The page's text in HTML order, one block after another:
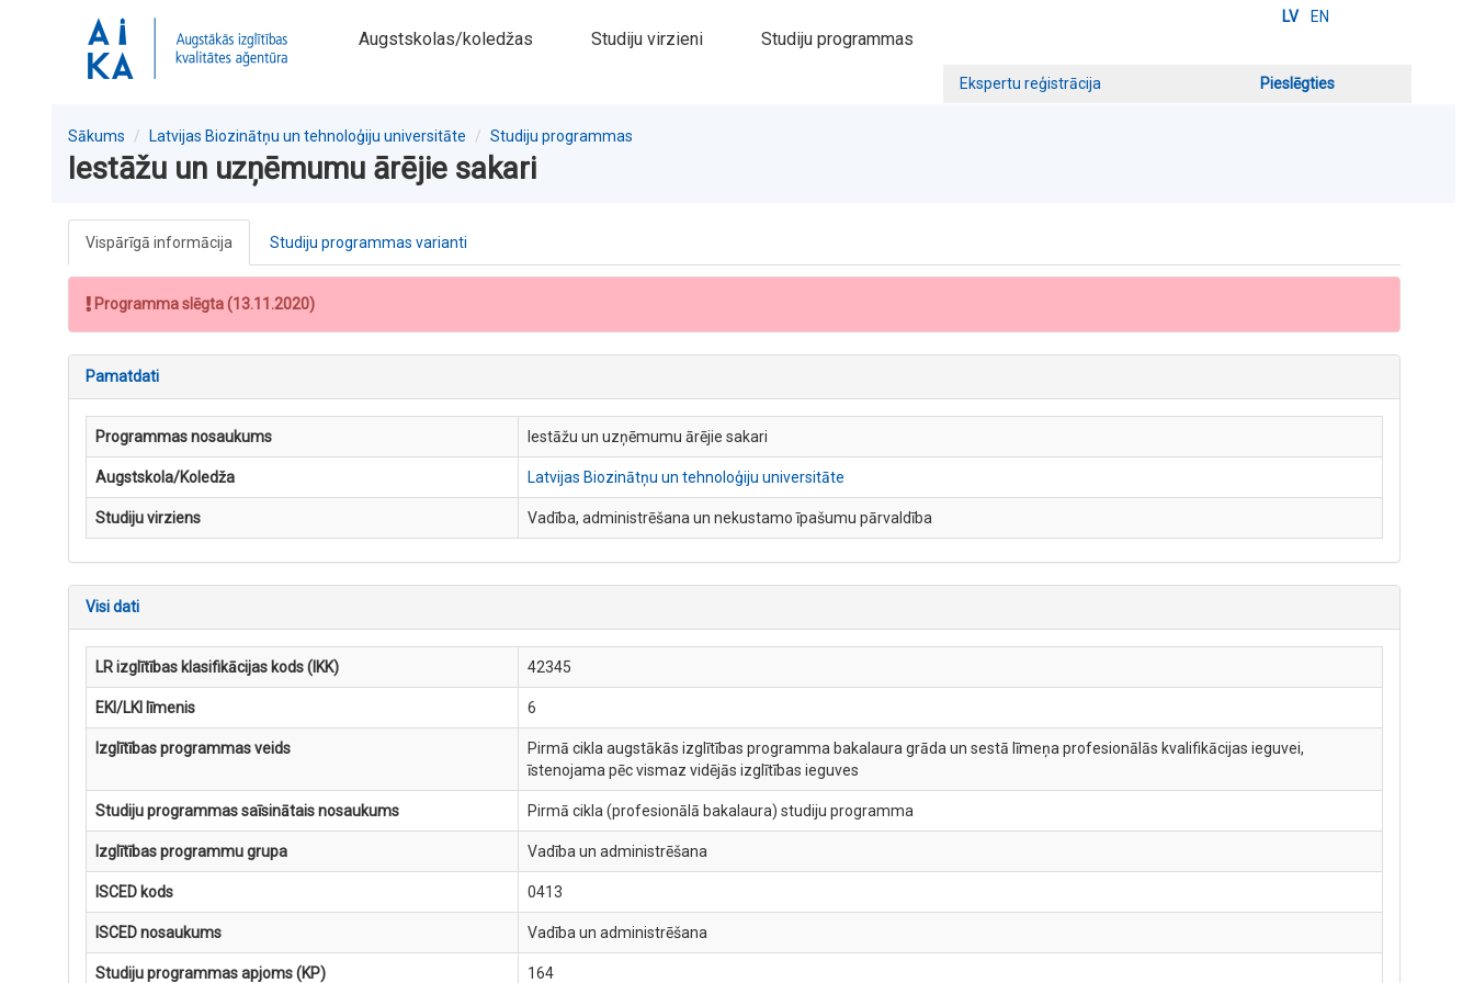
LV EN
Augstskolas/koledžas Studiju virzieni Studiju programmas
Ekspertu reģistrācija Pieslēgties
Sākums Latvijas Biozinātņu un tehnoloģiju universitāte Studiju programmas
Iestāžu un uzņēmumu ārējie sakari
Vispārīgā informācija Studiju programmas varianti
Programma slēgta (13.11.2020)
Pamatdati
Programmas nosaukums Iestāžu un uzņēmumu ārējie sakari
Augstskola/Koledža Latvijas Biozinātņu un tehnoloģiju universitāte
Studiju virziens Vadība, administrēšana un nekustamo īpašumu pārvaldība
Visi dati
LR izglītības klasifikācijas kods (IKK) 42345
EKI/LKI līmenis 6
Izglītības programmas veids
Pirmā cikla augstākās izglītības programma bakalaura grāda un sestā līmeņa profesionālās kvalifikācijas ieguvei,
īstenojama pēc vismaz vidējās izglītības ieguves
Studiju programmas saīsinātais nosaukums Pirmā cikla (profesionālā bakalaura) studiju programma
Izglītības programmu grupa Vadība un administrēšana
ISCED kods 0413
ISCED nosaukums Vadība un administrēšana
Studiju programmas apjoms (KP) 164